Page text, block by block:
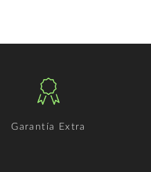
Garantía Extra